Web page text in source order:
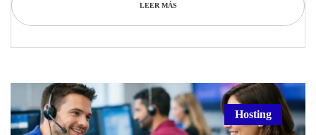
LEER MÁS
Hosting